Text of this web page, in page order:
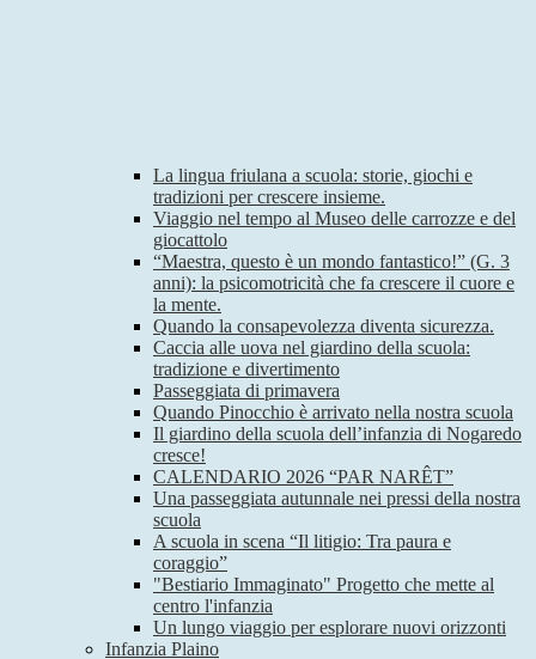
La lingua friulana a scuola: storie, giochi e
tradizioni per crescere insieme.
Viaggio nel tempo al Museo delle carrozze e del
giocattolo
“Maestra, questo è un mondo fantastico!” (G. 3
anni): la psicomotricità che fa crescere il cuore e
la mente.
Quando la consapevolezza diventa sicurezza.
Caccia alle uova nel giardino della scuola:
tradizione e divertimento
Passeggiata di primavera
Quando Pinocchio è arrivato nella nostra scuola
Il giardino della scuola dell’infanzia di Nogaredo
cresce!
CALENDARIO 2026 “PAR NARÊT”
Una passeggiata autunnale nei pressi della nostra
scuola
A scuola in scena “Il litigio: Tra paura e
coraggio”
"Bestiario Immaginato" Progetto che mette al
centro l'infanzia
Un lungo viaggio per esplorare nuovi orizzonti
Infanzia Plaino